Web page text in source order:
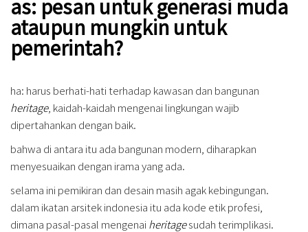
as: pesan untuk generasi muda
ataupun mungkin untuk
pemerintah?
ha: harus berhati-hati terhadap kawasan dan bangunan
heritage, kaidah-kaidah mengenai lingkungan wajib
dipertahankan dengan baik.
bahwa di antara itu ada bangunan modern, diharapkan
menyesuaikan dengan irama yang ada.
selama ini pemikiran dan desain masih agak kebingungan.
dalam ikatan arsitek indonesia itu ada kode etik profesi,
dimana pasal-pasal mengenai heritagesudah terimplikasi.